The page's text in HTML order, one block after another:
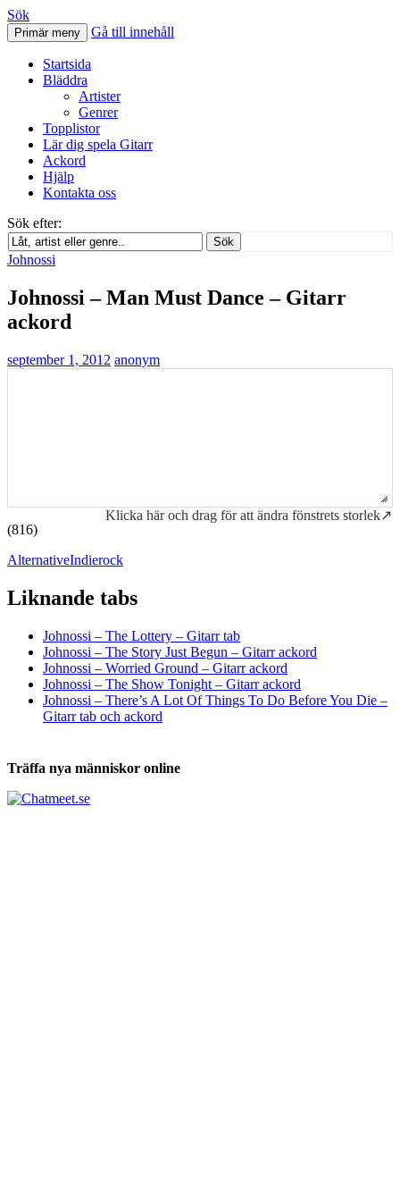
Svenskatabs.se
Sök
Primär meny Gå till innehåll
Startsida
Bläddra
Artister
Genrer
Topplistor
Lär dig spela Gitarr
Ackord
Hjälp
Kontakta oss
Sök efter:
Sök
Johnossi
Johnossi – Man Must Dance – Gitarr
ackord
september 1, 2012 anonym
Klicka här och drag för att ändra fönstrets storlek↗
(816)
AlternativeIndierock
Liknande tabs
Johnossi – The Lottery – Gitarr tab
Johnossi – The Story Just Begun – Gitarr ackord
Johnossi – Worried Ground – Gitarr ackord
Johnossi – The Show Tonight – Gitarr ackord
Johnossi – There’s A Lot Of Things To Do Before You Die –
Gitarr tab och ackord
Träffa nya människor online